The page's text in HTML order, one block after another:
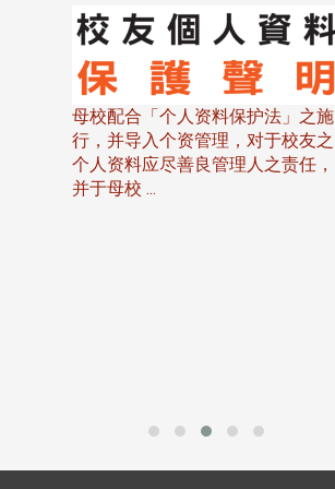
母校配合「个人资料保护法」之施
行，并导入个资管理，对于校友之
个人资料应尽善良管理人之责任，
并于母校 ...